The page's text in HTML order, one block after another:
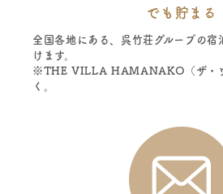
でも貯まる
全国各地にある、呉竹荘グループの
けます。
※THE VILLA HAMANAKO（ザ・
く。